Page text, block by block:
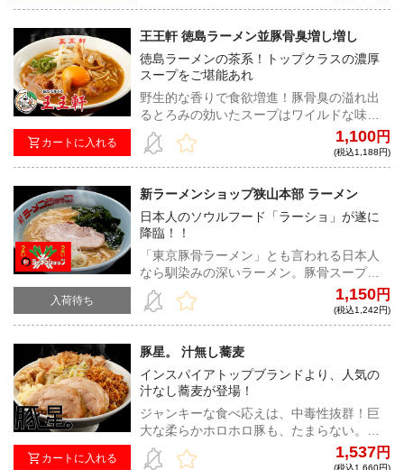
ーメンだ！
カートに入れる
王王軒 徳島ラーメン並豚骨臭増し増し
徳島ラーメンの茶系！トップクラスの濃厚
スープをご堪能あれ
野生的な香りで食欲増進！豚骨臭の溢れ出
るとろみの効いたスープはワイルドな味わ
いで脳天直撃！豚骨臭に酔いしれるうちに
いつの間にか病みつきになる中毒性の高い
徳島ラーメン！
1,100円
(税込1,188円)
入荷待ち
新ラーメンショップ狭山本部 ラーメン
日本人のソウルフード「ラーショ」が遂に
降臨！！
「東京豚骨ラーメン」とも言われる日本人
なら馴染みの深いラーメン。豚骨スープと
中細ストレート麺の組み合わせはファン垂
涎ものの一杯だ！
1,150円
(税込1,242円)
カートに入れる
豚星。 汁無し蕎麦
インスパイアトップブランドより、人気の
汁なし蕎麦が登場！
ジャンキーな食べ応えは、中毒性抜群！巨
大な柔らかホロホロ豚も、たまらない。た
っぷり茹で野菜、刻みニンニクは必須、お
好みでマヨネーズを加えてガッツリ食らい
1,537円
(税込1,660円)